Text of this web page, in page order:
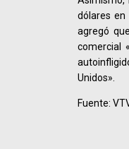
dólares
agregó
comercial
Unidos».
Fuente: